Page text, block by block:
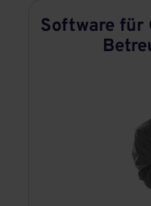
Software für